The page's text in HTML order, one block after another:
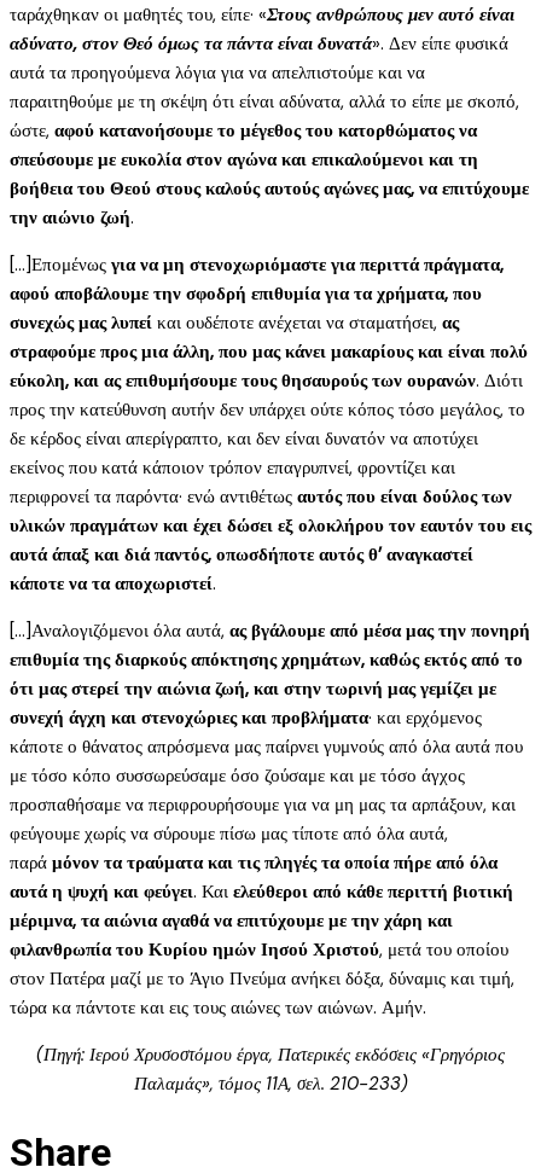
ταράχθηκαν οι μαθητές του, είπε· «Στους ανθρώπους μεν αυτό είναι
αδύνατο, στον Θεό όμως τα πάντα είναι δυνατά». Δεν είπε φυσικά
αυτά τα προηγούμενα λόγια για να απελπιστούμε και να
παραιτηθούμε με τη σκέψη ότι είναι αδύνατα, αλλά το είπε με σκοπό,
ώστε, αφού κατανοήσουμε το μέγεθος του κατορθώματος να
σπεύσουμε με ευκολία στον αγώνα και επικαλούμενοι και τη
βοήθεια του Θεού στους καλούς αυτούς αγώνες μας, να επιτύχουμε
την αιώνιο ζωή.
[…]Επομένως για να μη στενοχωριόμαστε για περιττά πράγματα,
αφού αποβάλουμε την σφοδρή επιθυμία για τα χρήματα, που
συνεχώς μας λυπεί και ουδέποτε ανέχεται να σταματήσει, ας
στραφούμε προς μια άλλη, που μας κάνει μακαρίους και είναι πολύ
εύκολη, και ας επιθυμήσουμε τους θησαυρούς των ουρανών. Διότι
προς την κατεύθυνση αυτήν δεν υπάρχει ούτε κόπος τόσο μεγάλος, το
δε κέρδος είναι απερίγραπτο, και δεν είναι δυνατόν να αποτύχει
εκείνος που κατά κάποιον τρόπον επαγρυπνεί, φροντίζει και
περιφρονεί τα παρόντα· ενώ αντιθέτως αυτός που είναι δούλος των
υλικών πραγμάτων και έχει δώσει εξ ολοκλήρου τον εαυτόν του εις
αυτά άπαξ και διά παντός, οπωσδήποτε αυτός θ’ αναγκαστεί
κάποτε να τα αποχωριστεί.
[…]Αναλογιζόμενοι όλα αυτά, ας βγάλουμε από μέσα μας την πονηρή
επιθυμία της διαρκούς απόκτησης χρημάτων, καθώς εκτός από το
ότι μας στερεί την αιώνια ζωή, και στην τωρινή μας γεμίζει με
συνεχή άγχη και στενοχώριες και προβλήματα· και ερχόμενος
κάποτε ο θάνατος απρόσμενα μας παίρνει γυμνούς από όλα αυτά που
με τόσο κόπο συσσωρεύσαμε όσο ζούσαμε και με τόσο άγχος
προσπαθήσαμε να περιφρουρήσουμε για να μη μας τα αρπάξουν, και
φεύγουμε χωρίς να σύρουμε πίσω μας τίποτε από όλα αυτά,
παρά μόνον τα τραύματα και τις πληγές τα οποία πήρε από όλα
αυτά η ψυχή και φεύγει. Και ελεύθεροι από κάθε περιττή βιοτική
μέριμνα, τα αιώνια αγαθά να επιτύχουμε με την χάρη και
φιλανθρωπία του Κυρίου ημών Ιησού Χριστού, μετά του οποίου
στον Πατέρα μαζί με το Άγιο Πνεύμα ανήκει δόξα, δύναμις και τιμή,
τώρα κα πάντοτε και εις τους αιώνες των αιώνων. Αμήν.
(Πηγή: Ιερού Χρυσοστόμου έργα, Πατερικές εκδόσεις «Γρηγόριος
Παλαμάς», τόμος 11Α, σελ. 210-233)
Share